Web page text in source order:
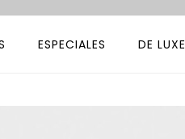
ESPECIALES DE LUXE